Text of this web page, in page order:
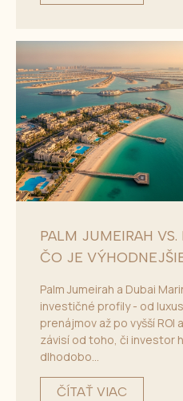
PALM JUMEIRAH
ČO JE
Palm Jumeirah a Dubai
investičné profily - od
prenájmov až po vyšší ROI
závisí od toho, či investor
dlhodobo...
ČÍTAŤ VIAC